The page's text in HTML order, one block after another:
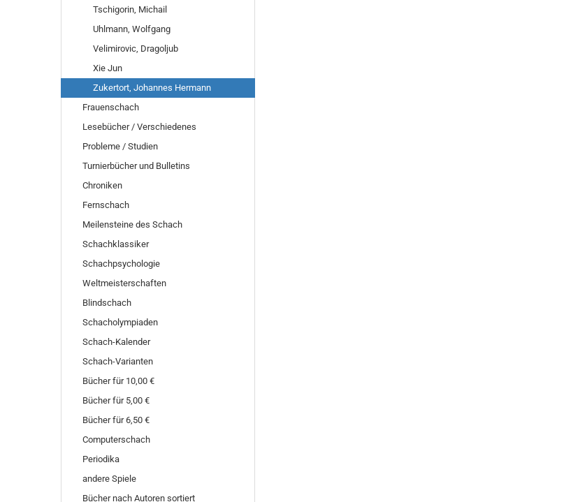
Tschigorin, Michail
Uhlmann, Wolfgang
Velimirovic, Dragoljub
Xie Jun
Zukertort, Johannes Hermann
Frauenschach
Lesebücher / Verschiedenes
Probleme / Studien
Turnierbücher und Bulletins
Chroniken
Fernschach
Meilensteine des Schach
Schachklassiker
Schachpsychologie
Weltmeisterschaften
Blindschach
Schacholympiaden
Schach-Kalender
Schach-Varianten
Bücher für 10,00 €
Bücher für 5,00 €
Bücher für 6,50 €
Computerschach
Periodika
andere Spiele
Bücher nach Autoren sortiert